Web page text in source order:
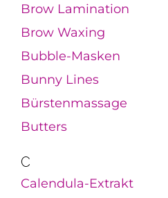
Brow Lamination
Brow Waxing
Bubble-Masken
Bunny Lines
Bürstenmassage
Butters
C
Calendula-Extrakt